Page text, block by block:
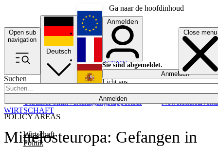
Ga naar de hoofdinhoud
Open sub
navigation
Close menu
Suchen
Anmelden
POLICY AREAS
Wirtschaft
Politik
UkrainePolitikVerteidigungRapporteur NewslettersEvents
Deutsch
English
Français
Anmelden
Sie sind abgemeldet.
Anmelden
Licht aus
Mittelosteuropa: Gefangen in
WIRTSCHAFT